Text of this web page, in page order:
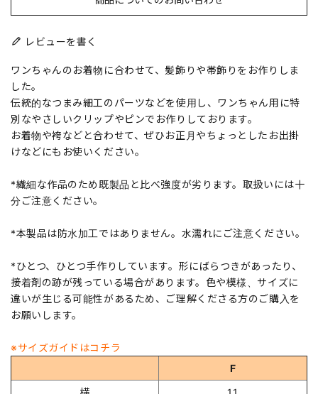
レビューを書く
ワンちゃんのお着物に合わせて、髪飾りや帯飾りをお作りしま
した。
伝統的なつまみ細工のパーツなどを使用し、ワンちゃん用に特
別なやさしいクリップやピンでお作りしております。
お着物や袴などと合わせて、ぜひお正月やちょっとしたお出掛
けなどにもお使いください。
*繊細な作品のため既製品と比べ強度が劣ります。取扱いには十
分ご注意ください。
*本製品は防水加工ではありません。水濡れにご注意ください。
*ひとつ、ひとつ手作りしています。形にばらつきがあったり、
接着剤の跡が残っている場合があります。色や模様、サイズに
違いが生じる可能性があるため、ご理解くださる方のご購入を
お願いします。
※サイズガイドはコチラ
F